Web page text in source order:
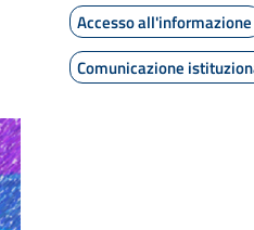
Accesso all'informazione
Comunicazione